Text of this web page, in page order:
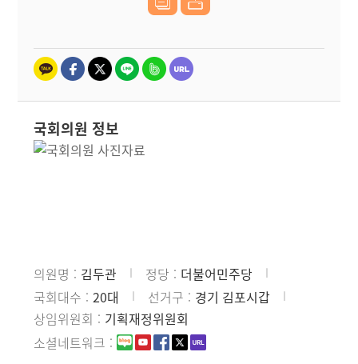
국회의원 정보
의원명 김두관 정당
더불어민주당
국회대수
20대 선거구
경기 김포시갑
상임위원회
기획재정위원회
소셜네트워크